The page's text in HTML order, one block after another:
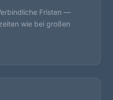
Fristen —
wie bei großen